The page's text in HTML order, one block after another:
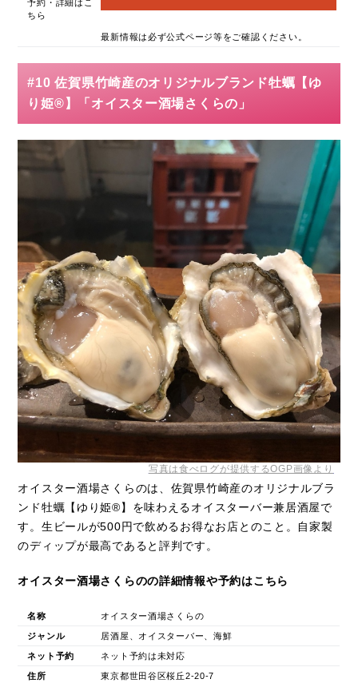
予約・詳細はこ
ちら
最新情報は必ず公式ページ等をご確認ください。
#10 佐賀県竹崎産のオリジナルブランド牡蠣【ゆ
り姫®︎】「オイスター酒場さくらの」
写真は食べログが提供するOGP画像より
オイスター酒場さくらのは、佐賀県竹崎産のオリジナルブラ
ンド牡蠣【ゆり姫®︎】を味わえるオイスターバー兼居酒屋で
す。生ビールが500円で飲めるお得なお店とのこと。自家製
のディップが最高であると評判です。
オイスター酒場さくらのの詳細情報や予約はこちら
名称 オイスター酒場さくらの
ジャンル 居酒屋、オイスターバー、海鮮
ネット予約 ネット予約は未対応
住所 東京都世田谷区桜丘2-20-7